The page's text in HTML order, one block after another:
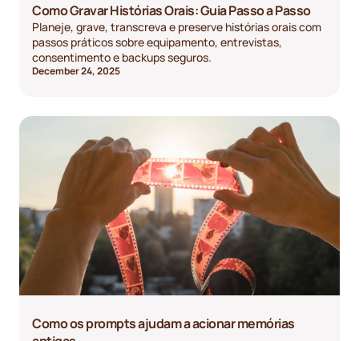
Como Gravar Histórias Orais: Guia Passo a Passo
Planeje, grave, transcreva e preserve histórias orais com
passos práticos sobre equipamento, entrevistas,
consentimento e backups seguros.
December 24, 2025
Como os prompts ajudam a acionar memórias